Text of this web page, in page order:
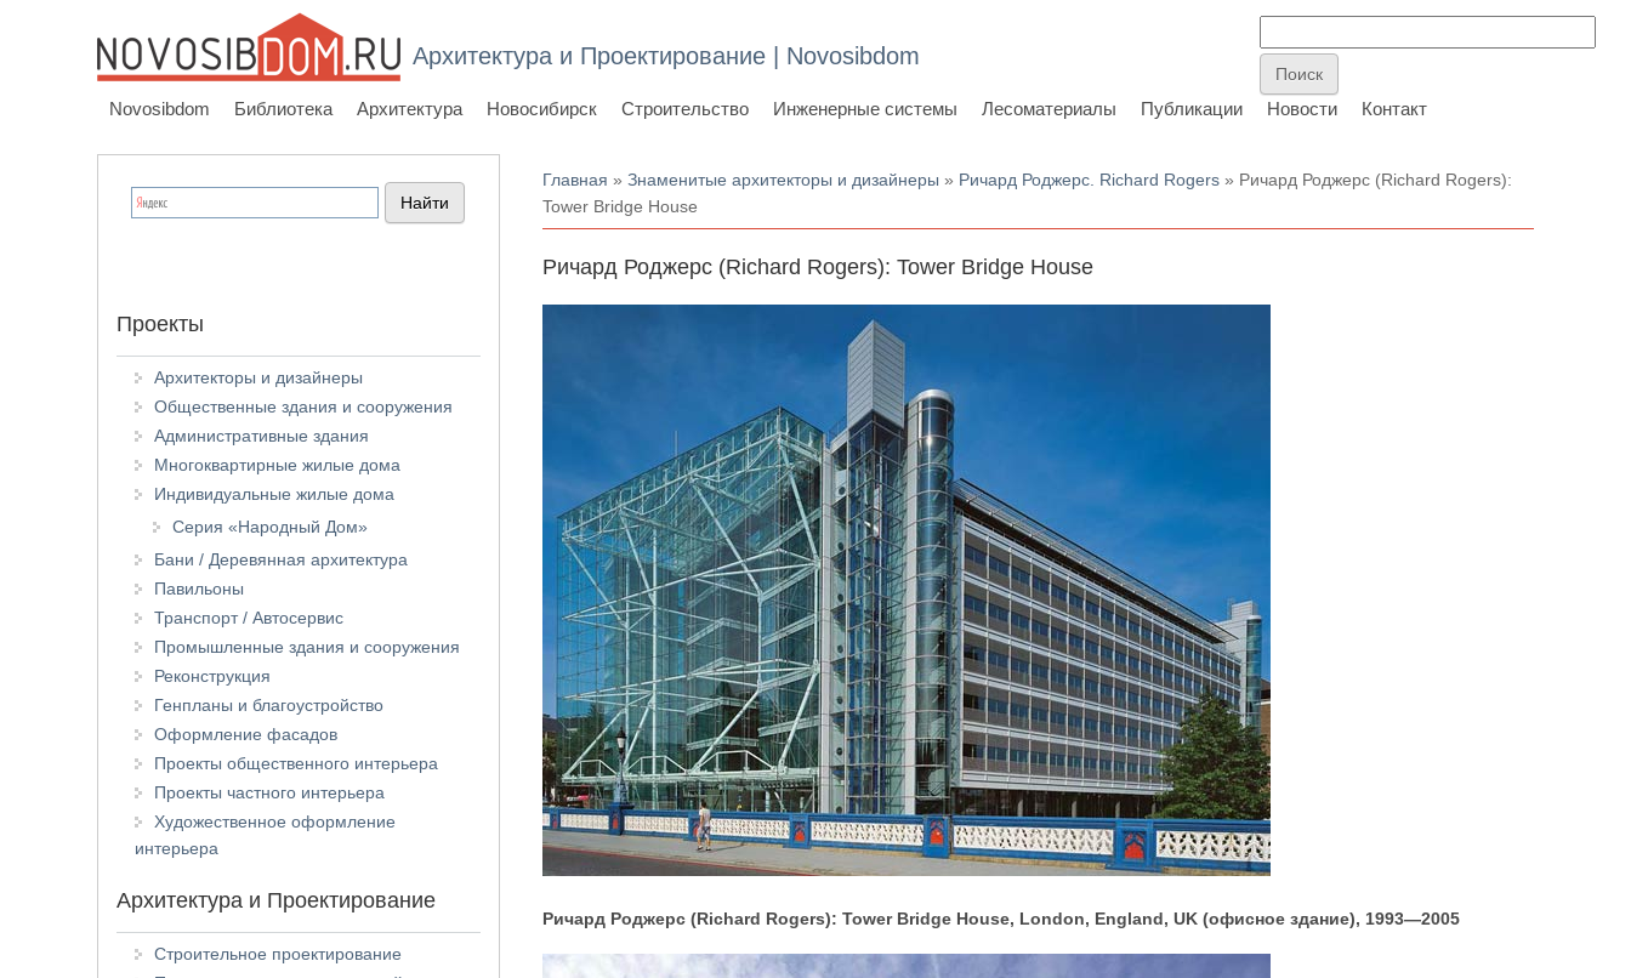
Архитектура и Проектирование | Novosibdom
Novosibdom Библиотека Архитектура Новосибирск Строительство Инженерные системы Лесоматериалы Публикации Новости Контакт
Вы здесь
Главная »Знаменитые архитекторы и дизайнеры » Ричард Роджерс. Richard Rogers » Ричард Роджерс (Richard Rogers):
Tower Bridge House
Ричард Роджерс (Richard Rogers): Tower Bridge House
Ричард Роджерс (Richard Rogers): Tower Bridge House, London, England, UK (офисное здание), 1993—2005
Проекты
Архитекторы и дизайнеры
Общественные здания и сооружения
Административные здания
Многоквартирные жилые дома
Индивидуальные жилые дома
Серия «Народный Дом»
Бани / Деревянная архитектура
Павильоны
Транспорт / Автосервис
Промышленные здания и сооружения
Реконструкция
Генпланы и благоустройство
Оформление фасадов
Проекты общественного интерьера
Проекты частного интерьера
Художественное оформление
интерьера
Архитектура и Проектирование
Строительное проектирование